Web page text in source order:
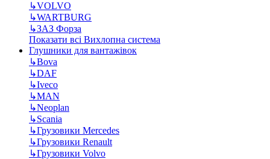
↳VOLVO
↳WARTBURG
↳ЗАЗ Форза
Показати всі Вихлопна система
Глушники для вантажівок
↳Bova
↳DAF
↳Iveco
↳MAN
↳Neoplan
↳Scania
↳Грузовики Mercedes
↳Грузовики Renault
↳Грузовики Volvo